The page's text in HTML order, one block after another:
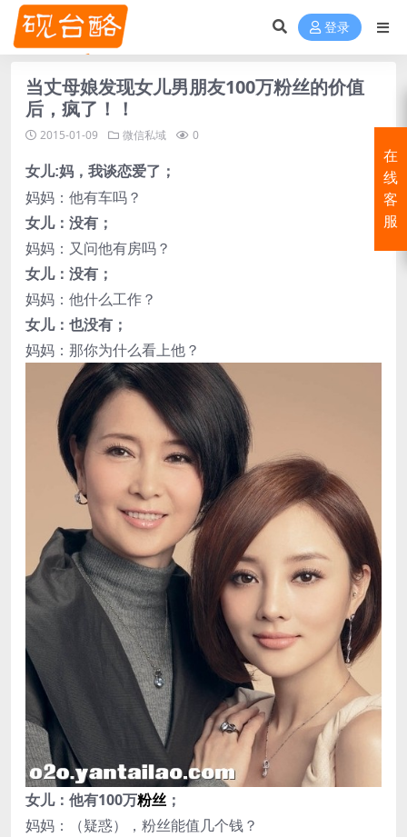
登录
当丈母娘发现女儿男朋友100万粉丝的价值
后，疯了！！
2015-01-09 微信私域 0
女儿:妈，我谈恋爱了；
妈妈：他有车吗？
女儿：没有；
妈妈：又问他有房吗？
女儿：没有；
妈妈：他什么工作？
女儿：也没有；
妈妈：那你为什么看上他？
女儿：他有100万粉丝 ；
妈妈：（疑惑），粉丝能值几个钱？
在
线
客
服